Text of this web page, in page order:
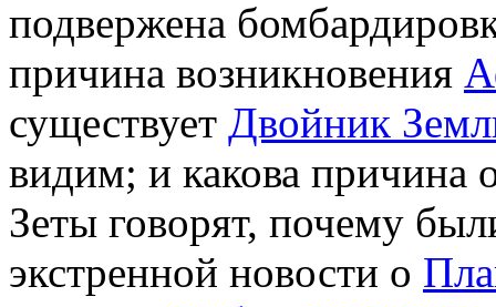
подвержена
причина возникновения
существует Двойник
видим; и какова причина
Зеты говорят, почему
экстренной новости о